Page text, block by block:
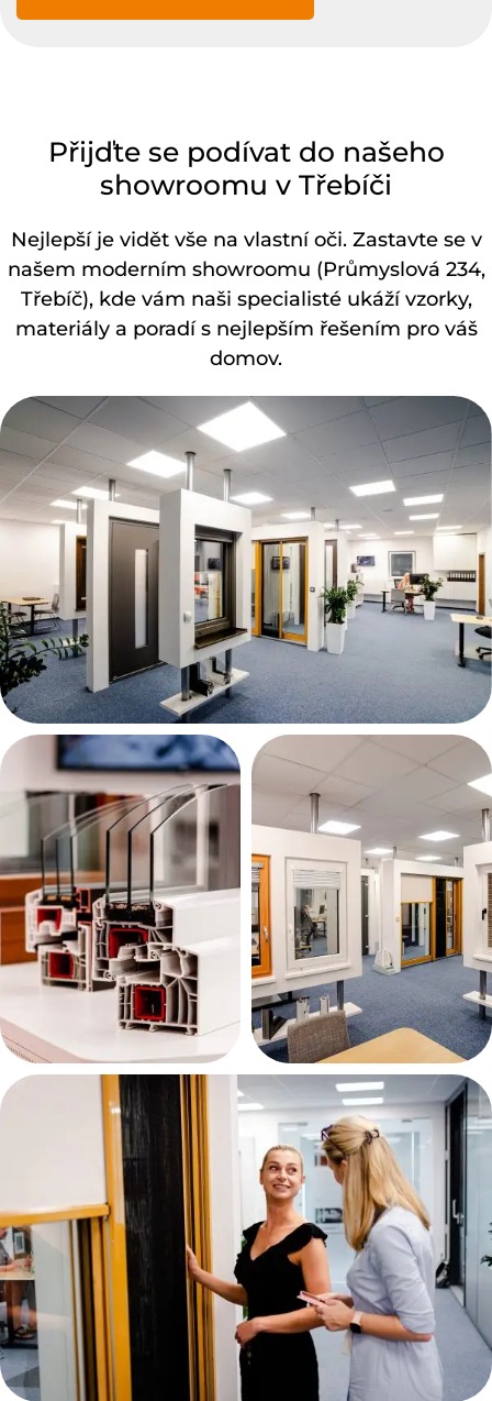
Přijďte se podívat do našeho
showroomu v Třebíči
Nejlepší je vidět vše na vlastní oči. Zastavte se v
našem moderním showroomu (Průmyslová 234,
Třebíč), kde vám naši specialisté ukáží vzorky,
materiály a poradí s nejlepším řešením pro váš
domov.